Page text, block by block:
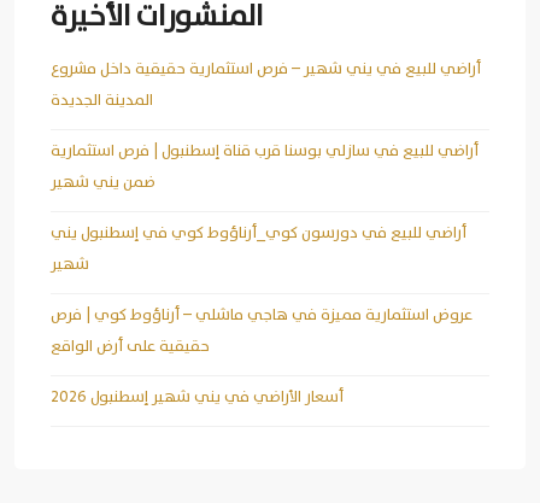
المنشورات الأخيرة
أراضي للبيع في يني شهير – فرص استثمارية حقيقية داخل مشروع
المدينة الجديدة
أراضي للبيع في سازلي بوسنا قرب قناة إسطنبول | فرص استثمارية
ضمن يني شهير
أراضي للبيع في دورسون كوي_أرناؤوط كوي في إسطنبول يني
شهير
عروض استثمارية مميزة في هاجي ماشلي – أرناؤوط كوي | فرص
حقيقية على أرض الواقع
أسعار الأراضي في يني شهير إسطنبول 2026